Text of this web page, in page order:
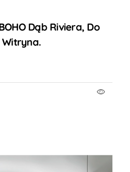
Dąb Riviera, Do
Witryna.